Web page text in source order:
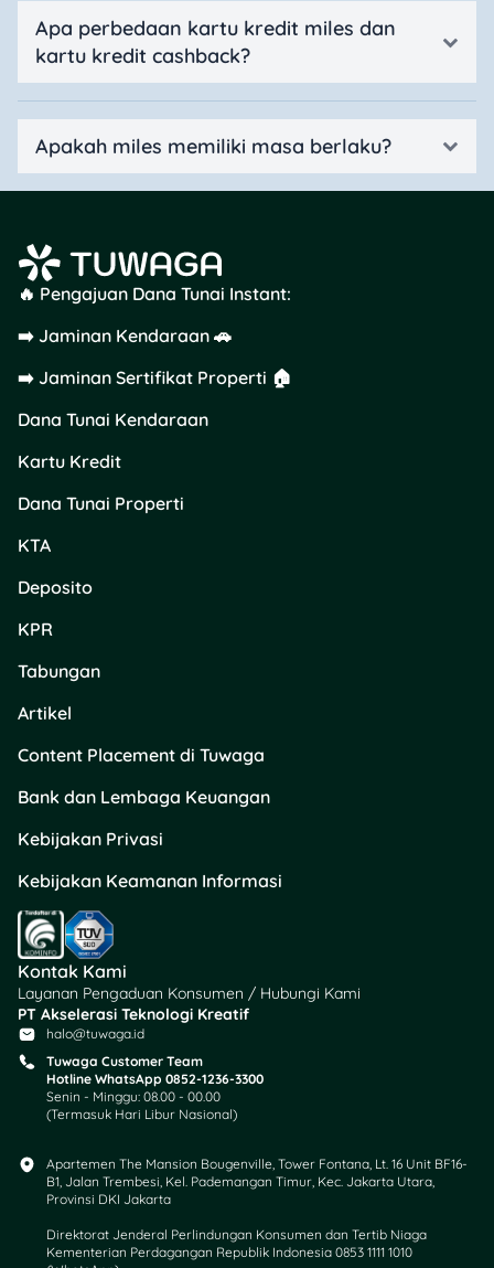
Apa perbedaan kartu kredit miles dan
kartu kredit cashback?
Apakah miles memiliki masa berlaku?
🔥 Pengajuan Dana Tunai Instant:
➡️ Jaminan Kendaraan 🚗
➡️ Jaminan Sertifikat Properti 🏠
Dana Tunai Kendaraan
Kartu Kredit
Dana Tunai Properti
KTA
Deposito
KPR
Tabungan
Artikel
Content Placement di Tuwaga
Bank dan Lembaga Keuangan
Kebijakan Privasi
Kebijakan Keamanan Informasi
Kontak Kami
Layanan Pengaduan Konsumen / Hubungi Kami
PT Akselerasi Teknologi Kreatif
halo@tuwaga.id
Tuwaga Customer Team
Hotline WhatsApp 0852-1236-3300
Senin - Minggu: 08.00 - 00.00
(Termasuk Hari Libur Nasional)
Apartemen The Mansion Bougenville, Tower Fontana, Lt. 16 Unit BF16-
B1, Jalan Trembesi, Kel. Pademangan Timur, Kec. Jakarta Utara,
Provinsi DKI Jakarta
Direktorat Jenderal Perlindungan Konsumen dan Tertib Niaga
Kementerian Perdagangan Republik Indonesia 0853 1111 1010